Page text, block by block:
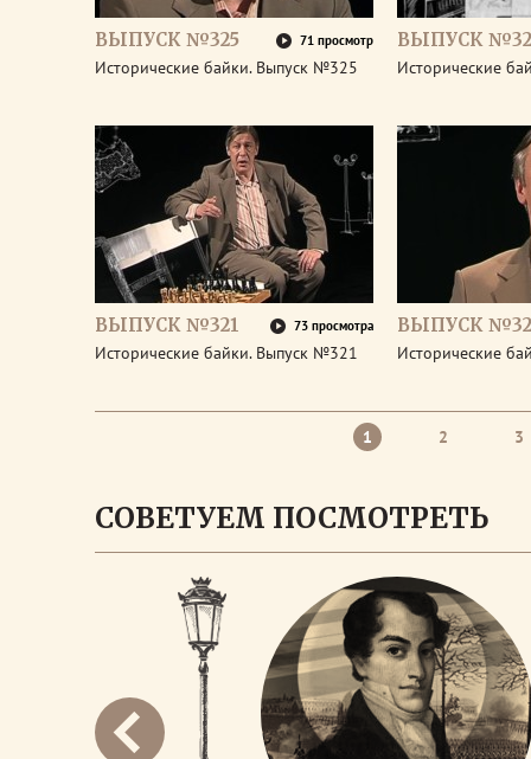
ВЫПУСК №325 71 просмотр
Исторические байки. Выпуск №325
ВЫПУСК
Исторические
ВЫПУСК №321 73 просмотра
Исторические байки. Выпуск №321
ВЫПУСК
Исторические
1 2 3
СОВЕТУЕМ ПОСМОТРЕТЬ